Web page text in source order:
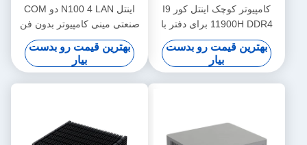
کامپیوتر کوچک اینتل کور I9
11900H DDR4 برای دفتر با
سه صفحه نمایش 4K پشتیبانی
HDMI
بهترین قیمت رو بدست
بیار
اینتل N100 4 LAN دو COM
صنعتی مینی کامپیوتر بدون فن
با WIFI DDR4 16G رم ویندوز
لینوکس
بهترین قیمت رو بدست
بیار